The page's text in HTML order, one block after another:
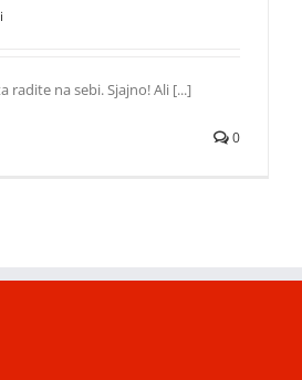
radite na sebi. Sjajno! Ali [...]
0